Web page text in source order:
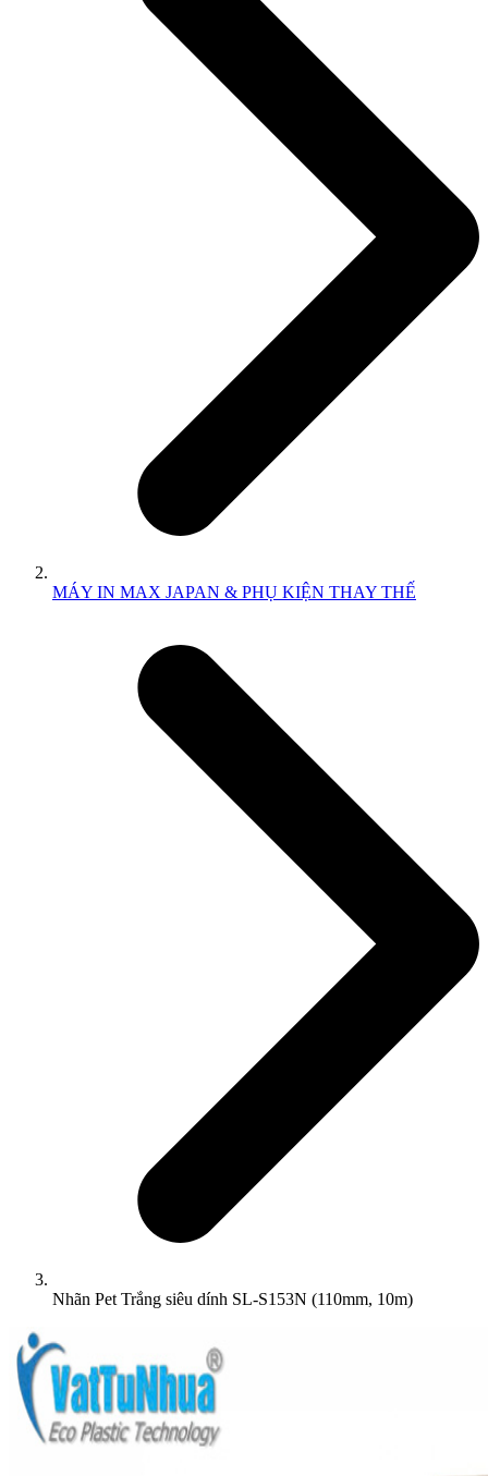
MÁY IN MAX JAPAN & PHỤ KIỆN THAY THẾ
Nhãn Pet Trắng siêu dính SL-S153N (110mm, 10m)